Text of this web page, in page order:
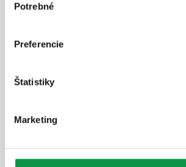
súhlasu
Potrebné
Preferencie
Štatistiky
Marketing